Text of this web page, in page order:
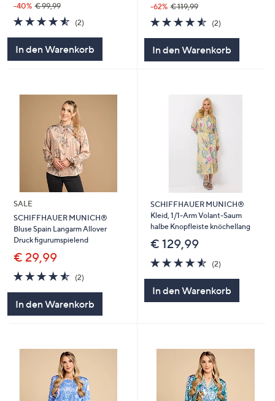
-40% € 99,99
4.5
von
5
(2)
In den Warenkorb
-62% € 119,99
4.5
von
5
(2)
In den Warenkorb
SALE
SCHIFFHAUER MUNICH®
Bluse Spain Langarm Allover
Druck figurumspielend
€ 29,99
4.5
von
5
(2)
In den Warenkorb
SCHIFFHAUER MUNICH®
Kleid, 1/1-Arm Volant-Saum
halbe Knopfleiste knöchellang
€ 129,99
4.5
von
5
(2)
In den Warenkorb